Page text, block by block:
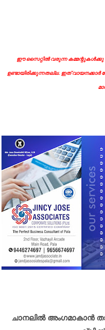
ഈ സൈറ്റിൽ വരുന്ന കമ്മന്റുകൾക്കു
ഉണ്ടായിരിക്കുന്നതല്ല. ഇത്
ചാനലിൽ അംഗമാകാൻ